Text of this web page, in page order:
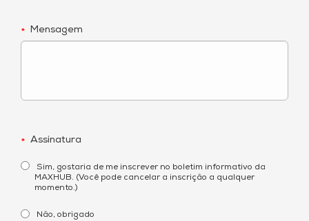
* Mensagem
* Assinatura
Sim, gostaria de me inscrever no boletim informativo da
MAXHUB. (Você pode cancelar a inscrição a qualquer
momento.)
Não, obrigado